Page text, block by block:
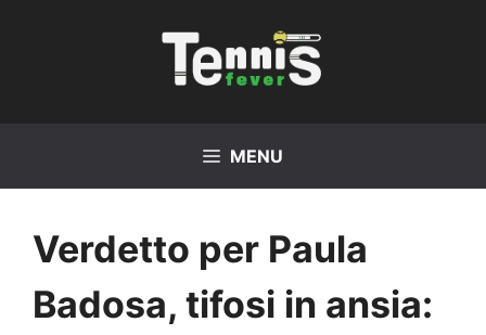
MENU
Verdetto per Paula
Badosa, tifosi in ansia: